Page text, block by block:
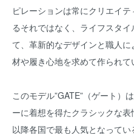
ピレーションは常にクリエイ
るそれではなく、ライフスタ
て、革新的なデザインと職人
材や履き心地を求めて作られて
このモデル”GATE”（ゲート）
ーに着想を得たクラシックな
以降各国で最も人気となってい